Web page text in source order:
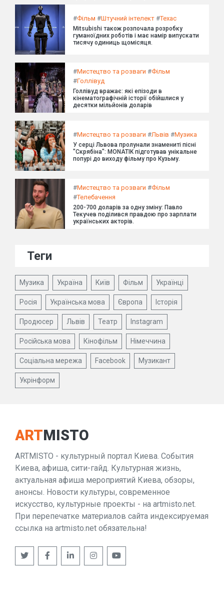
#Фільм #Штучний інтелект #Техас
Mitsubishi також розпочала розробку
гуманоїдних роботів і має намір випускати
тисячу одиниць щомісяця.
#Мистецтво та розваги #Фільм
#Голлівуд
Голлівуд вражає: які епізоди в
кінематографічній історії обійшлися у
десятки мільйонів доларів
#Мистецтво та розваги #Львів #Музика
У серці Львова пролунали знамениті пісні
"Скрябіна": MONATIK підготував унікальне
попурі до виходу фільму про Кузьму.
#Мистецтво та розваги #Фільм
#Телебачення
200-700 доларів за одну зміну: Павло
Текучев поділився правдою про зарплати
українських акторів.
Теги
Музика Україна Київ Фільм Українці
Росія Українська мова Європа Історія
Продюсер Львів Театр Instagram
Російська мова Кінофільм Німеччина
Соціальна мережа Facebook Музикант
Укрінформ
ARTMISTO
ARTMISTO - культурный портал Киева. События
Киева, афиша, сити-гайд. Культурная жизнь,
актуальная афиша мероприятий Киева, обзоры,
анонсы. Новости культуры, современное
искусство, культурные проекты - на artmisto.net.
При перепечатке материалов сайта индексируемая
ссылка на artmisto.net обязательна!